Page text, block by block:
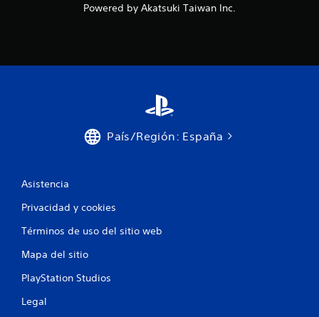
Powered by Akatsuki Taiwan Inc.
País/Región: España
Asistencia
Privacidad y cookies
Términos de uso del sitio web
Mapa del sitio
PlayStation Studios
Legal